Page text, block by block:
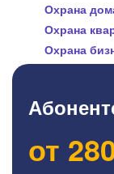
Охрана
Охрана
Охрана
от